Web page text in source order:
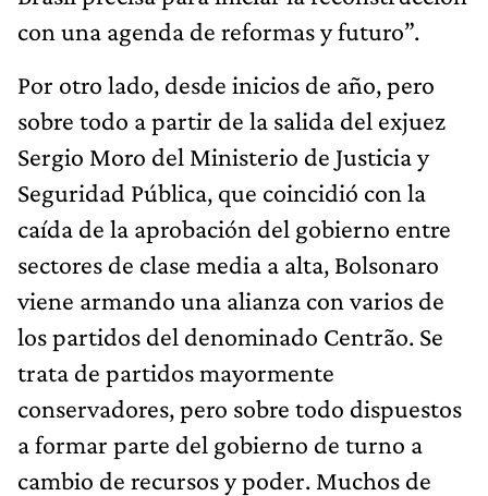
con una agenda de reformas y futuro”.
Por otro lado, desde inicios de año, pero
sobre todo a partir de la salida del exjuez
Sergio Moro del Ministerio de Justicia y
Seguridad Pública, que coincidió con la
caída de la aprobación del gobierno entre
sectores de clase media a alta, Bolsonaro
viene armando una alianza con varios de
los partidos del denominado Centrão. Se
trata de partidos mayormente
conservadores, pero sobre todo dispuestos
a formar parte del gobierno de turno a
cambio de recursos y poder. Muchos de